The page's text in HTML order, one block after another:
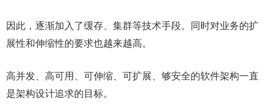
因此，逐渐加入了缓存、集群等技术手段。同时对业务的扩
展性和伸缩性的要求也越来越高。
高并发、高可用、可伸缩、可扩展、够安全的软件架构一直
是架构设计追求的目标。